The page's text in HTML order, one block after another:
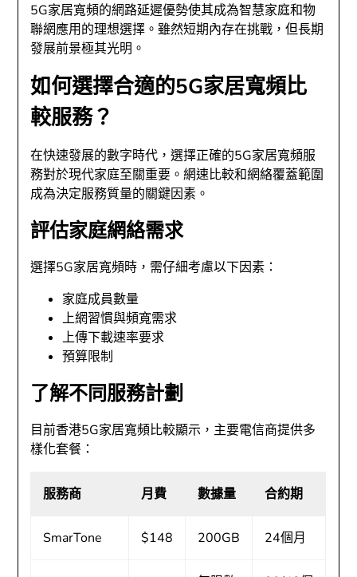
5G家居寬頻的網路延遲優勢使其成為智慧家庭和物
聯網應用的理想選擇。雖然短期內存在挑戰，但長期
發展前景極其光明。
如何選擇合適的5G家居寬頻比
較服務？
在快速發展的數字時代，選擇正確的5G家居寬頻服
務對於現代家庭至關重要。網速比較和網絡覆蓋範圍
成為決定服務質量的關鍵因素。
評估家庭網絡需求
選擇5G家居寬頻時，需仔細考慮以下因素：
家庭成員數量
上網習慣與頻寬需求
上傳下載速率要求
預算限制
了解不同服務計劃
目前香港5G家居寬頻比較顯示，主要電信商提供多
樣化套餐：
服務商 月費 數據量 合約期
SmarTone $148 200GB 24個月